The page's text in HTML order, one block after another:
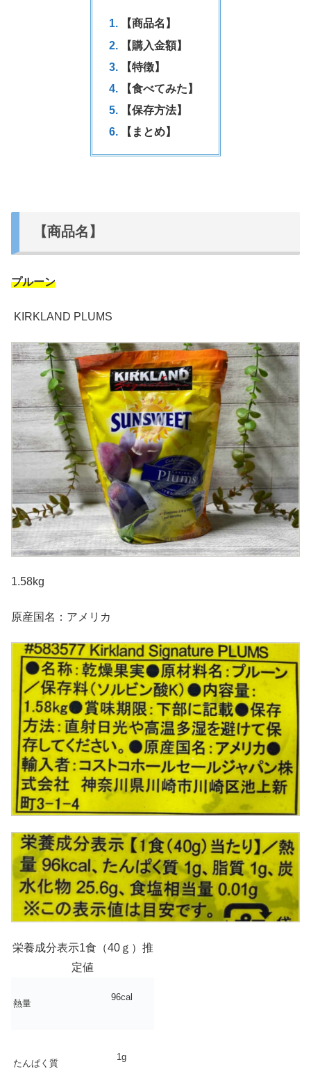
【商品名】
【購入金額】
【特徴】
【食べてみた】
【保存方法】
【まとめ】
【商品名】
プルーン
KIRKLAND PLUMS
1.58kg
原産国名：アメリカ
栄養成分表示1食（40ｇ）推
定値
熱量
96cal
たんぱく質
1g